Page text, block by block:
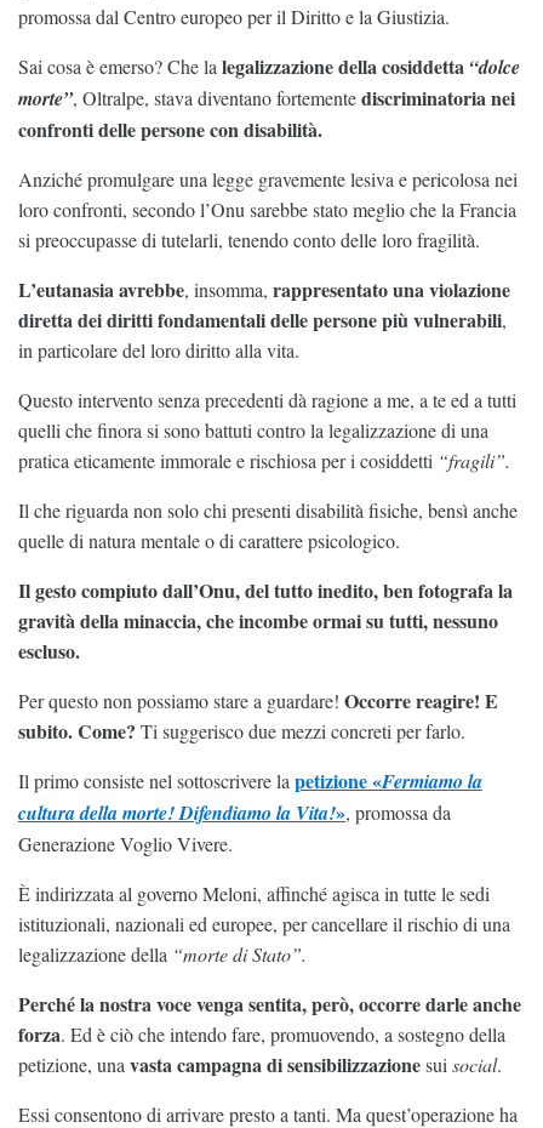
promossa dal Centro europeo per il Diritto e la Giustizia.
Sai cosa è emerso? Che la legalizzazione della cosiddetta “dolce
morte”, Oltralpe, stava diventano fortementediscriminatoria nei
confronti delle persone con disabilità.
Anziché promulgare una legge gravemente lesiva e pericolosa nei
loro confronti, secondo l’Onu sarebbe stato meglio che la Francia
si preoccupasse di tutelarli, tenendo conto delle loro fragilità.
L’eutanasia avrebbe, insomma, rappresentato unaviolazione
diretta dei diritti fondamentali delle persone più vulnerabili,
in particolare del loro diritto alla vita.
Questo intervento senza precedenti dà ragione a me, a te ed a tutti
quelli che finora si sono battuti contro la legalizzazione di una
pratica eticamente immorale e rischiosa per i cosiddetti “fragili”.
Il che riguarda non solo chi presenti disabilità fisiche, bensì anche
quelle di natura mentale o di carattere psicologico.
Il gesto compiuto dall’Onu, del tutto inedito, ben fotografa la
gravità della minaccia, che incombe ormai su tutti, nessuno
escluso.
Per questo non possiamo stare a guardare! Occorre reagire! E
subito. Come? Ti suggerisco due mezzi concreti per farlo.
Il primo consiste nel sottoscrivere la petizione «Fermiamo la
cultura della morte! Difendiamo la Vita!», promossa da
Generazione Voglio Vivere.
È indirizzata al governo Meloni, affinché agisca in tutte le sedi
istituzionali, nazionali ed europee, per cancellare il rischio di una
legalizzazione della “morte di Stato”.
Perché la nostra voce venga sentita, però, occorre darle anche
forza. Ed è ciò che intendo fare, promuovendo, a sostegno della
petizione, una vasta campagna di sensibilizzazionesui social.
Essi consentono di arrivare presto a tanti. Ma quest’operazione ha